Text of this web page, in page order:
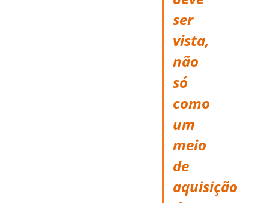
ser
vista,
não
só
como
um
meio
de
aquisição